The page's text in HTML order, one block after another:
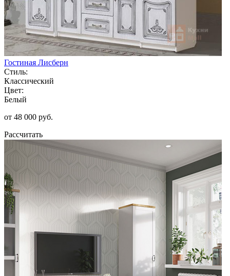
Гостиная Лисберн
Стиль:
Классический
Цвет:
Белый
от 48 000 руб.
Рассчитать